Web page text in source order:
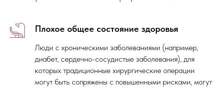
Плохое общее состояние здоровья
Люди с хроническими заболеваниями (например,
диабет, сердечно-сосудистые заболевания), для
которых традиционные хирургические операции
могут быть сопряжены с повышенными рисками, могут